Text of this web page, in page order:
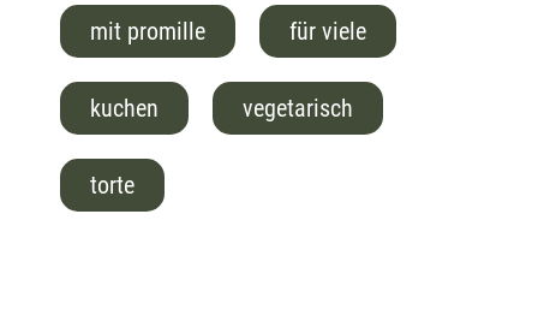
mit promille für viele
kuchen vegetarisch
torte